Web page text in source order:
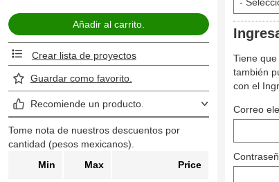
Crear lista de proyectos
Guardar como favorito.
Recomiende un producto.
Tome nota de nuestros descuentos por
cantidad (pesos mexicanos).
Min
Max Price
Tiene
también
con el
Correo